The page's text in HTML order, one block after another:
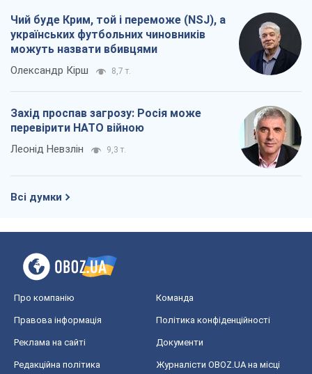
Чий буде Крим, той і переможе (NSJ), а
українських футбольних чиновників
можуть назвати вбивцями
Олександр Кірш 8,7 т.
Захід проспав загрозу: Росія може
перевірити НАТО війною
Леонід Невзлін 9,3 т.
Всі думки
Про компанію Команда
Правова інформація Політика конфіденційності
Реклама на сайті Документи
Редакційна політика
Журналісти OBOZ.UA на місці